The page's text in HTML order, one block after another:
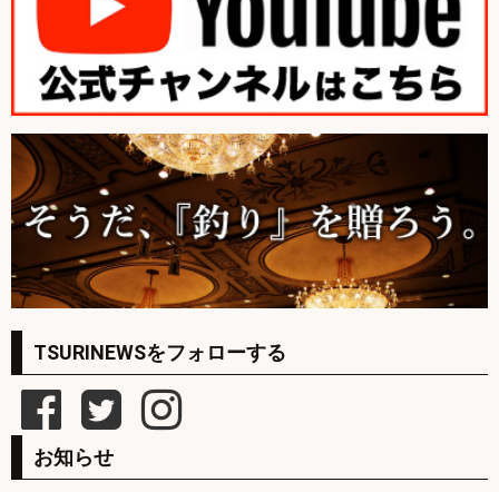
TSURINEWSをフォローする
お知らせ